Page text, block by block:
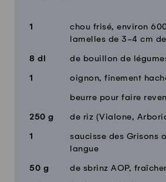
Quantité Ingrédients
1
chou frisé, environ
lamelles de 3-4 cm
8 dl de bouillon de
1 oignon, finement
beurre pour faire
250 g de riz (Vialone,
1
saucisse des Grisons
langue
50 g de sbrinz AOP,